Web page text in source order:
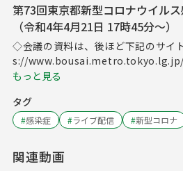
第73回東京都新型コロナウイル
（令和4年4月21日 17時45分～）
◇会議の資料は、後ほど下記のサイ
s://
もっと見る
タグ
#感染症 #ライブ配信 #新型コロナ
関連動画